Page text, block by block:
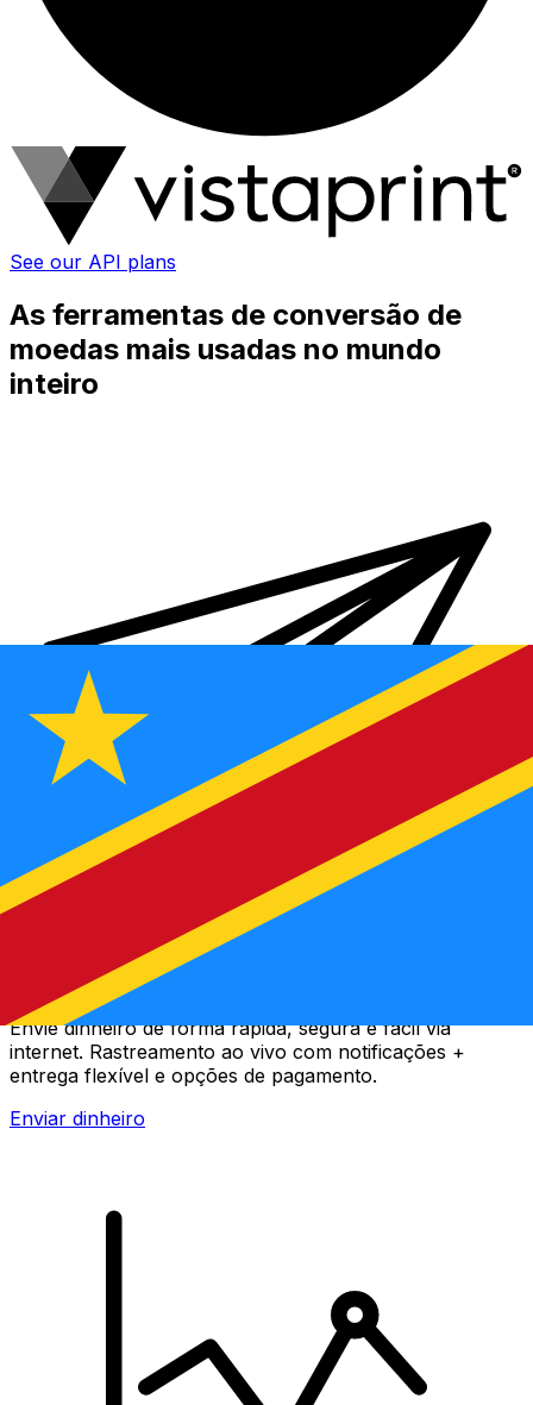
See our API plans
As ferramentas de conversão de
moedas mais usadas no mundo
inteiro
Transferência internacional de dinheiro Xe
Envie dinheiro de forma rápida, segura e fácil via
internet. Rastreamento ao vivo com notificações +
entrega flexível e opções de pagamento.
Enviar dinheiro